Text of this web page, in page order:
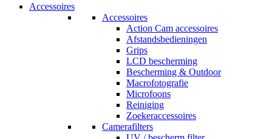
Accessoires
Accessoires
Action Cam accessoires
Afstandsbedieningen
Grips
LCD bescherming
Bescherming & Outdoor
Macrofotografie
Microfoons
Reiniging
Zoekeraccessoires
Camerafilters